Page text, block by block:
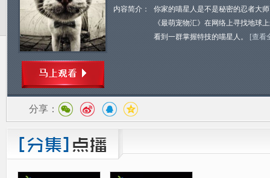
内容简介：
你家的喵星人是不是秘密的忍者大
《最萌宠物汇》在网络上寻找地球
看到一群掌握特技的喵星人。
[查看
分享：